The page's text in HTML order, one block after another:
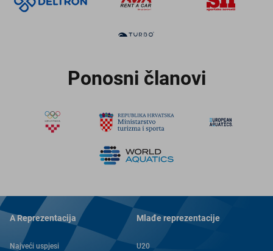
Ponosni članovi
A Reprezentacija
Najveći uspjesi
Mlađe reprezentacije
U20